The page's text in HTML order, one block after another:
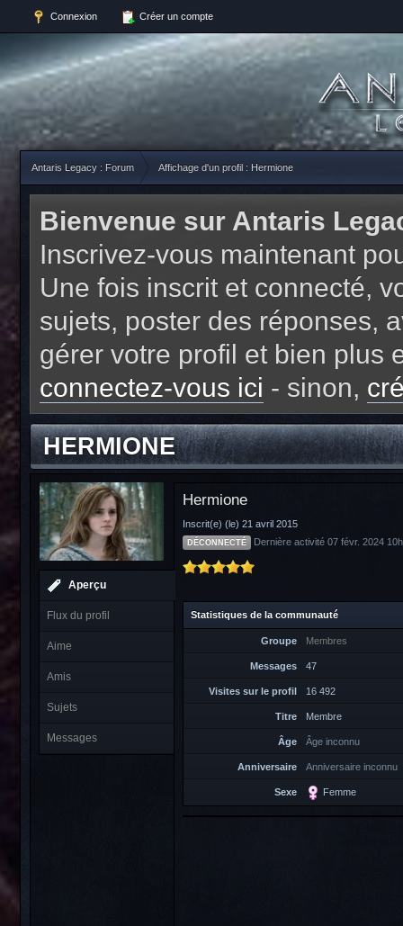
Connexion Créer un compte
Antaris Legacy : Forum Affichage d'un profil : Hermione
Bienvenue sur Antaris
Inscrivez-vous maintenant
Une fois inscrit et connecté,
sujets, poster des réponses,
gérer votre profil et bien plus
connectez-vous ici - sinon,
HERMIONE
Aperçu
Flux du profil
Aime
Amis
Sujets
Messages
Hermione
Inscrit(e) (le) 21 avril 2015
DÉCONNECTÉ Dernière activité 07 févr. 2024
Statistiques de la communauté
Groupe Membres
Messages 47
Visites sur le profil 16 492
Titre Membre
Âge Âge inconnu
Anniversaire Anniversaire inconnu
Sexe Femme